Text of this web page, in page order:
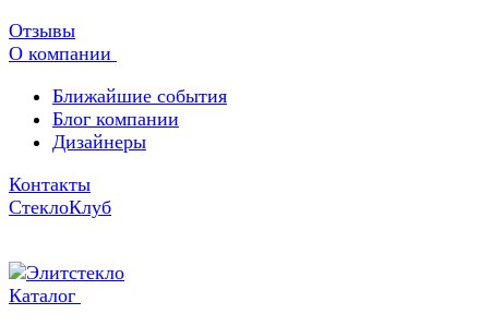
Отзывы
О компании
Ближайшие события
Блог компании
Дизайнеры
Контакты
СтеклоКлуб
Каталог